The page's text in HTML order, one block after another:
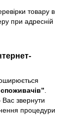
товару в
при адресній
.
звернути
процедури